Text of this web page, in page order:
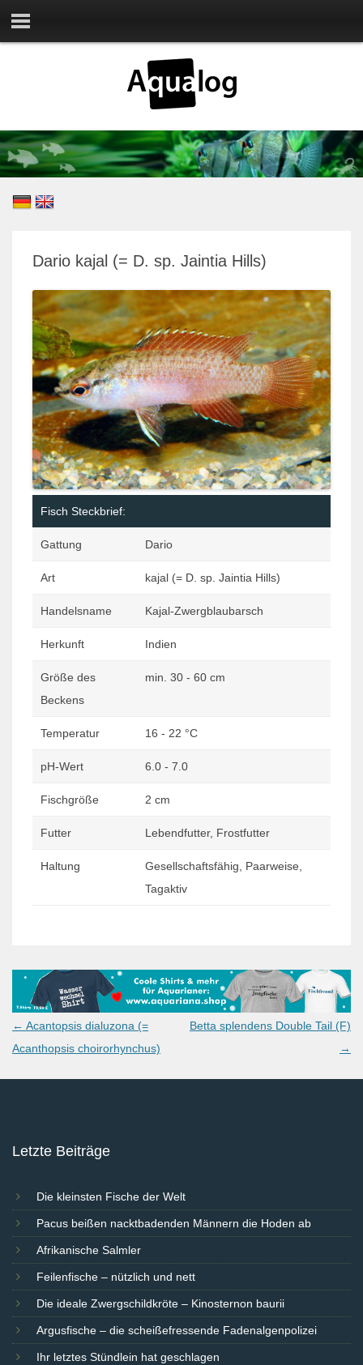
Dario kajal (= D. sp. Jaintia Hills)
Fisch Steckbrief:
Gattung Dario
Art kajal (= D. sp. Jaintia Hills)
Handelsname Kajal-Zwergblaubarsch
Herkunft Indien
Größe des
Beckens
min. 30 - 60 cm
Temperatur 16 - 22 °C
pH-Wert 6.0 - 7.0
Fischgröße 2 cm
Futter Lebendfutter, Frostfutter
Haltung
Gesellschaftsfähig, Paarweise,
Tagaktiv
Post
navigation
← Acantopsis dialuzona (=
Acanthopsis choirorhynchus)
Betta splendens Double Tail (F)
→
Letzte Beiträge
Die kleinsten Fische der Welt
Pacus beißen nacktbadenden Männern die Hoden ab
Afrikanische Salmler
Feilenfische – nützlich und nett
Die ideale Zwergschildkröte – Kinosternon baurii
Argusfische – die scheißefressende Fadenalgenpolizei
Ihr letztes Stündlein hat geschlagen